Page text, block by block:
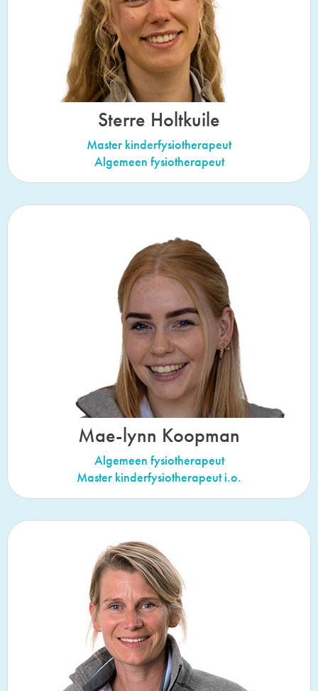
Sterre Holtkuile
Master kinderfysiotherapeut
Algemeen fysiotherapeut
Mae-lynn Koopman
Algemeen fysiotherapeut
Master kinderfysiotherapeut i.o.